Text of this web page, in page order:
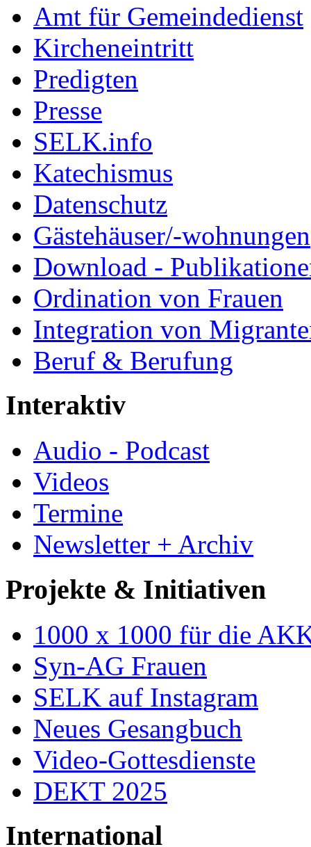
Amt für Gemeindedienst
Kircheneintritt
Predigten
Presse
SELK.info
Katechismus
Datenschutz
Gästehäuser/-wohnungen
Download -
Ordination von Frauen
Integration von
Beruf & Berufung
Interaktiv
Audio - Podcast
Videos
Termine
Newsletter + Archiv
Projekte & Initiativen
1000 x 1000 für die
Syn-AG Frauen
SELK auf Instagram
Neues Gesangbuch
Video-Gottesdienste
DEKT 2025
International